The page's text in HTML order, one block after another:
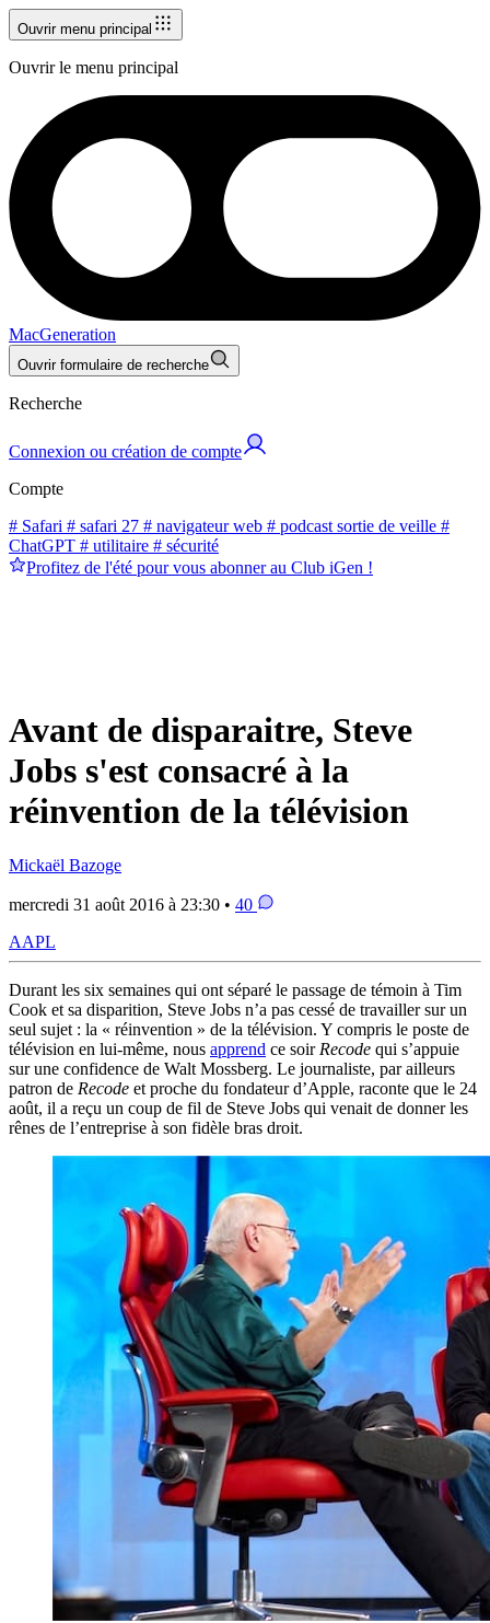
Ouvrir menu principal
Ouvrir le menu principal
MacGeneration
Ouvrir formulaire de recherche
Recherche
Connexion ou création de compte
Compte
# Safari # safari 27 # navigateur web # podcast sortie de veille #
ChatGPT # utilitaire # sécurité
Profitez de l'été pour vous abonner au Club iGen !
Avant de disparaitre, Steve
Jobs s'est consacré à la
réinvention de la télévision
Mickaël Bazoge
mercredi 31 août 2016 à 23:30 • 40
AAPL
Durant les six semaines qui ont séparé le passage de témoin à Tim
Cook et sa disparition, Steve Jobs n’a pas cessé de travailler sur un
seul sujet : la « réinvention » de la télévision. Y compris le poste de
télévision en lui-même, nous apprend ce soir Recode qui s’appuie
sur une confidence de Walt Mossberg. Le journaliste, par ailleurs
patron de Recode et proche du fondateur d’Apple, raconte que le 24
août, il a reçu un coup de fil de Steve Jobs qui venait de donner les
rênes de l’entreprise à son fidèle bras droit.